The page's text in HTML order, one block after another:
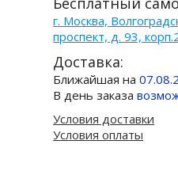
г. Москва,
проспект, д. 93,
Доставка:
Ближайшая на
В день заказа
Условия доставки
Условия оплаты